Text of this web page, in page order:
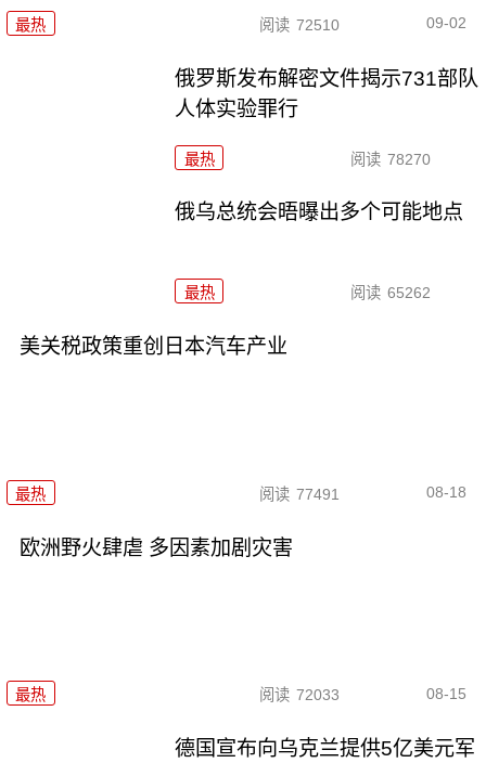
最热 阅读 72510 09-02
俄罗斯发布解密文件揭示731部队
人体实验罪行
最热 阅读 78270
俄乌总统会晤曝出多个可能地点
最热 阅读 65262
美关税政策重创日本汽车产业
最热 阅读 77491 08-18
欧洲野火肆虐 多因素加剧灾害
最热 阅读 72033 08-15
德国宣布向乌克兰提供5亿美元军